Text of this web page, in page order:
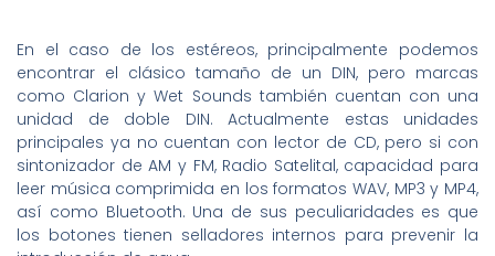
En el caso de los estéreos, principalmente podemos
encontrar el clásico tamaño de un DIN, pero marcas
como Clarion y Wet Sounds también cuentan con una
unidad de doble DIN. Actualmente estas unidades
principales ya no cuentan con lector de CD, pero si con
sintonizador de AM y FM, Radio Satelital, capacidad para
leer música comprimida en los formatos WAV, MP3 y MP4,
así como Bluetooth. Una de sus peculiaridades es que
los botones tienen selladores internos para prevenir la